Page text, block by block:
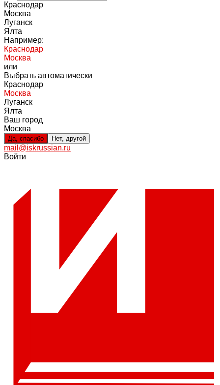
Краснодар
Москва
Луганск
Ялта
Например:
Краснодар
Москва
или
Выбрать автоматически
Краснодар
Москва
Луганск
Ялта
Ваш город
Москва
Да, спасибо Нет, другой
mail@iskrussian.ru
Войти